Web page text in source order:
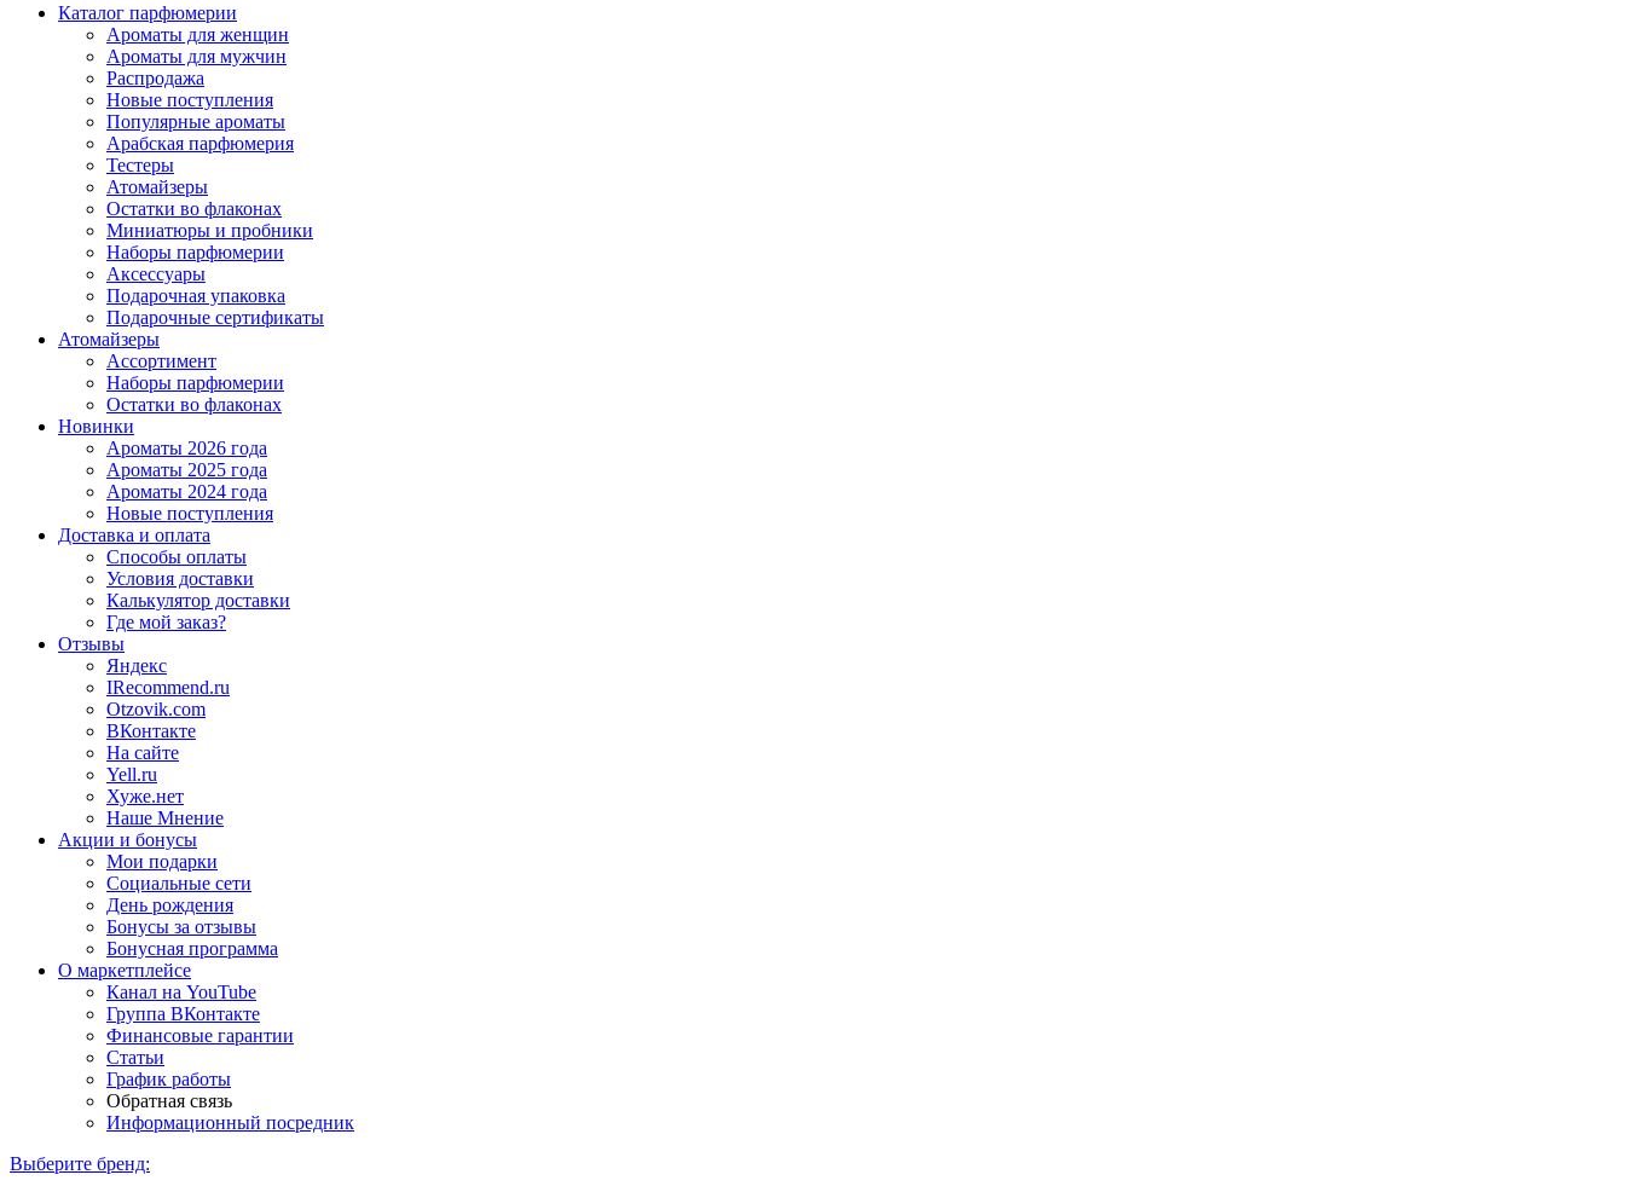
Каталог парфюмерии
Ароматы для женщин
Ароматы для мужчин
Распродажа
Новые поступления
Популярные ароматы
Арабская парфюмерия
Тестеры
Атомайзеры
Остатки во флаконах
Миниатюры и пробники
Наборы парфюмерии
Аксессуары
Подарочная упаковка
Подарочные сертификаты
Атомайзеры
Ассортимент
Наборы парфюмерии
Остатки во флаконах
Новинки
Ароматы 2026 года
Ароматы 2025 года
Ароматы 2024 года
Новые поступления
Доставка и оплата
Способы оплаты
Условия доставки
Калькулятор доставки
Где мой заказ?
Отзывы
Яндекс
IRecommend.ru
Otzovik.com
ВКонтакте
На сайте
Yell.ru
Хуже.нет
Наше Мнение
Акции и бонусы
Мои подарки
Социальные сети
День рождения
Бонусы за отзывы
Бонусная программа
О маркетплейсе
Канал на YouTube
Группа ВКонтакте
Финансовые гарантии
Статьи
График работы
Обратная связь
Информационный посредник
Выберите бренд: